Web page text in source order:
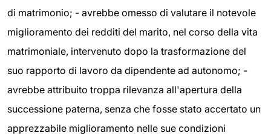
di matrimonio; - avrebbe omesso di valutare il notevole
miglioramento dei redditi del marito, nel corso della vita
matrimoniale, intervenuto dopo la trasformazione del
suo rapporto di lavoro da dipendente ad autonomo; -
avrebbe attribuito troppa rilevanza all'apertura della
successione paterna, senza che fosse stato accertato un
apprezzabile miglioramento nelle sue condizioni